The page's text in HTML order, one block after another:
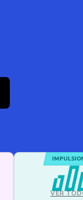
VER